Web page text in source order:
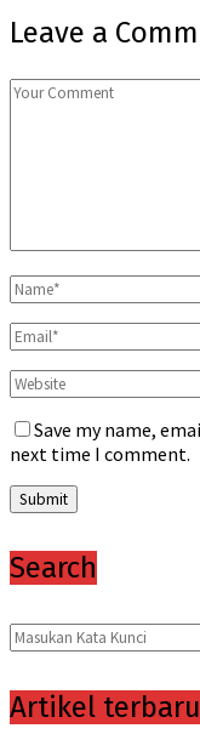
Leave a
Save my name,
next time I comment.
Search
Search
for:
Artikel terbaru